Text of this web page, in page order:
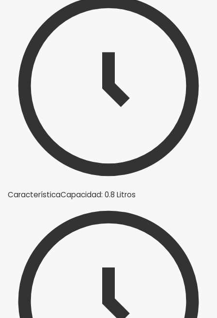
CaracterísticaCapacidad: 0.8 Litros